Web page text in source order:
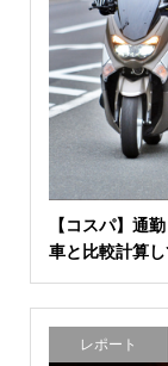
【コスパ】通
車と比較計算
レポート